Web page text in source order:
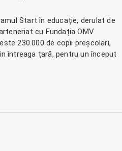
Start în educație, derulat de
cu Fundația OMV
230.000 de copii preșcolari,
întreaga țară, pentru un început